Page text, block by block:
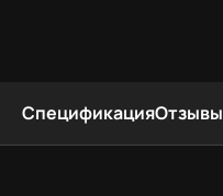
СпецификацияОтзывы